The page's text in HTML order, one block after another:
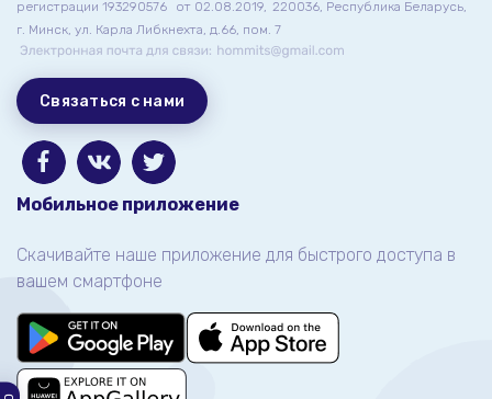
регистрации 193290576
от 02.08.2019, 220036, Республика Беларусь,
г. Минск, ул. Карла Либкнехта, д.66, пом. 7
Связаться с нами
Мобильное приложение
Скачивайте наше приложение для быстрого доступа в
вашем смартфоне